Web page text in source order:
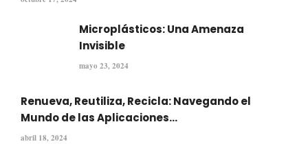
Microplásticos: Una Amenaza
Invisible
mayo 23, 2024
Renueva, Reutiliza, Recicla: Navegando el
Mundo de las Aplicaciones...
abril 18, 2024